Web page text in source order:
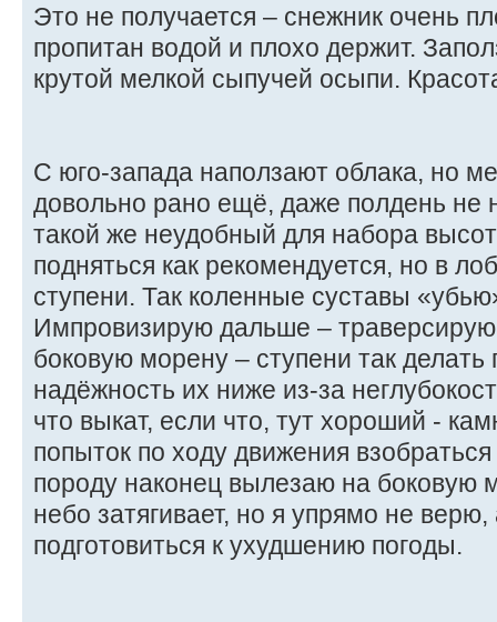
Это не получается – снежник очень
пропитан водой и плохо держит.
крутой мелкой сыпучей осыпи.
С юго-запада наползают облака, но
довольно рано ещё, даже полдень не
такой же неудобный для набора
подняться как рекомендуется, но в
ступени. Так коленные суставы
Импровизирую дальше –
боковую морену – ступени так
надёжность их ниже из-за
что выкат, если что, тут хороший -
попыток по ходу движения
породу наконец вылезаю на боковую
небо затягивает, но я упрямо не
подготовиться к ухудшению погоды.